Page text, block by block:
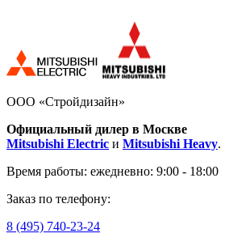
ООО «Стройдизайн»
Официальный дилер в Москве
Mitsubishi Electric и Mitsubishi Heavy.
Время работы: ежедневно: 9:00 - 18:00
Заказ по телефону:
8 (495) 740-23-24